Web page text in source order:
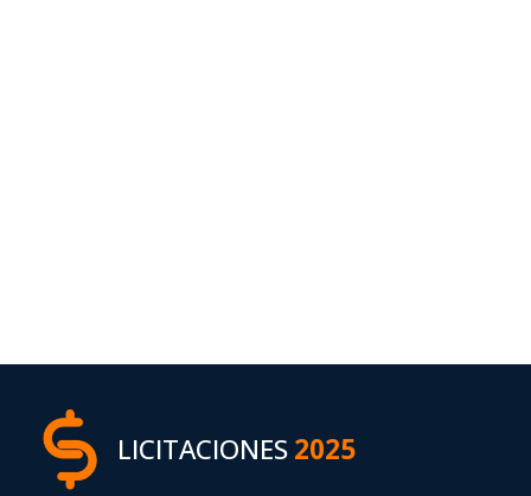
LICITACIONES2025